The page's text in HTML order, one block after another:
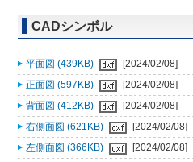
CADシンボル
平面図 (439KB)
[2024/02/08]
正面図 (597KB)
[2024/02/08]
背面図 (412KB)
[2024/02/08]
右側面図 (621KB)
[2024/02/08]
左側面図 (366KB)
[2024/02/08]